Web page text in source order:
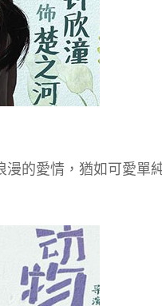
的愛情，猶如可愛單